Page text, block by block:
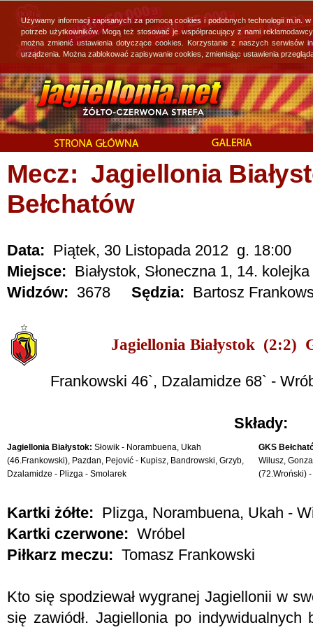
Mecz: Jagiellonia
Bełchatów
Data: Piątek, 30 Listopada 2012 g. 18:00
Miejsce: Białystok, Słoneczna 1, 14.
Widzów: 3678 Sędzia: Bartosz
Jagiellonia Białystok (2:2)
Frankowski 46`, Dzalamidze 68` -
Składy:
Jagiellonia Białystok: Słowik - Norambuena, Ukah
(46.Frankowski), Pazdan, Pejović - Kupisz, Bandrowski, Grzyb,
Dzalamidze - Plizga - Smolarek
GKS
Wilusz,
(72.Wroński)
Kartki żółte: Plizga, Norambuena, Ukah -
Kartki czerwone: Wróbel
Piłkarz meczu: Tomasz Frankowski
Kto się spodziewał wygranej Jagiellonii w
się zawiódł. Jagiellonia po indywidualnych
Używamy informacji zapisanych za pomocą cookies i podobnych technologii
potrzeb użytkowników. Mogą też stosować je współpracujący z nami
można zmienić ustawienia dotyczące cookies. Korzystanie z naszych
urządzenia. Można zablokować zapisywanie cookies, zmieniając ustawienia